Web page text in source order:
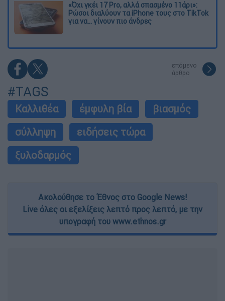
«Όχι γκέι 17 Pro, αλλά σπασμένο 11άρι»:
Ρώσοι διαλύουν τα iPhone τους στο TikTok
για να... γίνουν πιο άνδρες
επόμενο
άρθρο
#TAGS
Καλλιθέα έμφυλη βία
βιασμός
σύλληψη
ειδήσεις τώρα
ξυλοδαρμός
Ακολούθησε το Έθνος στο Google News!
Live όλες οι εξελίξεις λεπτό προς λεπτό, με την
υπογραφή του www.ethnos.gr